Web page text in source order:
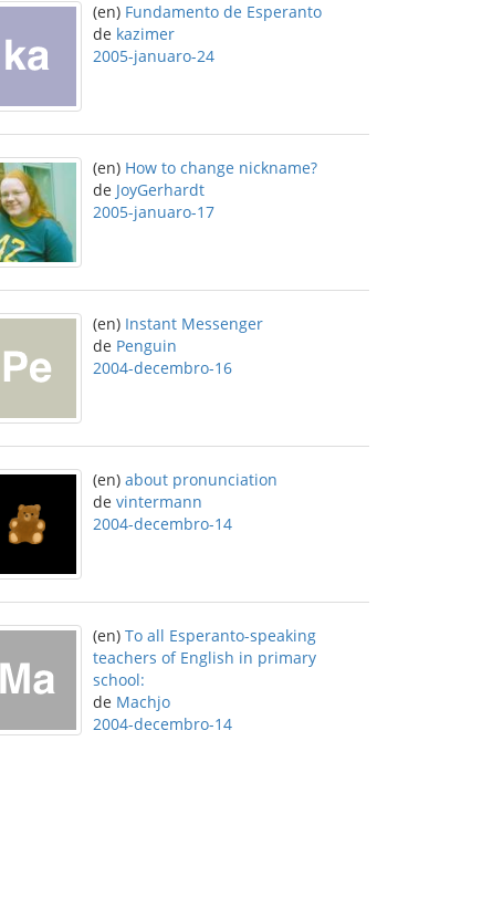
(en) Fundamento de Esperanto
de kazimer
2005-januaro-24
(en) How to change nickname?
de JoyGerhardt
2005-januaro-17
(en) Instant Messenger
de Penguin
2004-decembro-16
(en) about pronunciation
de vintermann
2004-decembro-14
(en) To all Esperanto-speaking
teachers of English in primary
school:
de Machjo
2004-decembro-14